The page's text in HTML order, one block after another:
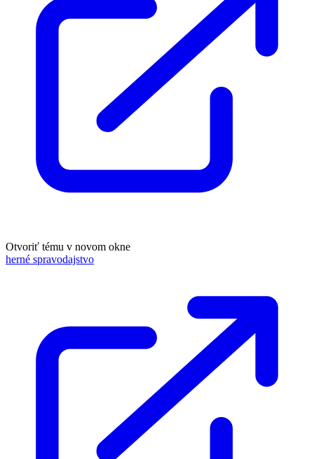
Otvoriť tému v novom okne
herné spravodajstvo